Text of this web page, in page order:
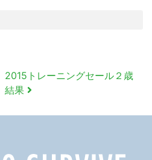
2015トレーニングセール２歳
結果